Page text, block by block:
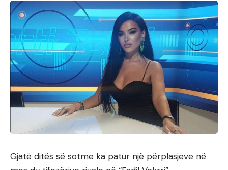
Gjatë ditës së sotme ka patur një përplasjeve në